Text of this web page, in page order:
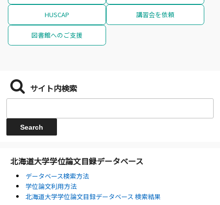
HUSCAP 講習会を依頼
図書館へのご支援
サイト内検索
北海道大学学位論文目録データベース
データベース検索方法
学位論文利用方法
北海道大学学位論文目録データベース 検索結果